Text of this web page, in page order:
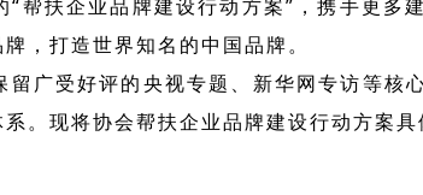
帮扶企业品牌建设行动方案”，携手更多
，打造世界知名的中国品牌。
广受好评的央视专题、新华网专访等核
。现将协会帮扶企业品牌建设行动方案具